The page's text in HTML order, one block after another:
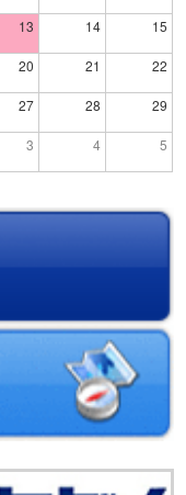
13 14 15
20 21 22
27 28 29
3 4 5